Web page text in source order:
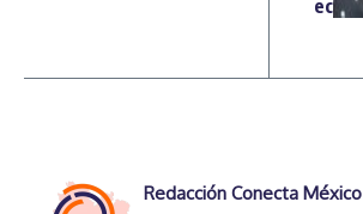
ec
Redacción Conecta México